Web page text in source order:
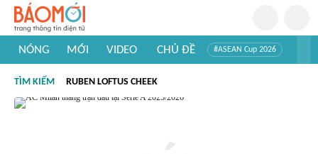
NÓNG MỚI VIDEO CHỦ ĐỀ #ASEAN Cup 2026
#Khám phá thế giới
TÌM KIẾM RUBEN LOFTUS CHEEK